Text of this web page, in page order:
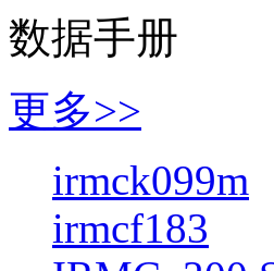
数据手册
更多>>
irmck099m
irmcf183